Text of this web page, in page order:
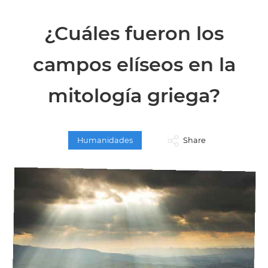
¿Cuáles fueron los
campos elíseos en la
mitología griega?
Humanidades Share